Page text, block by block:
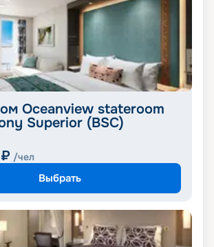
Oceanview stateroom
Superior (BSC)
₽ /чел
Выбрать